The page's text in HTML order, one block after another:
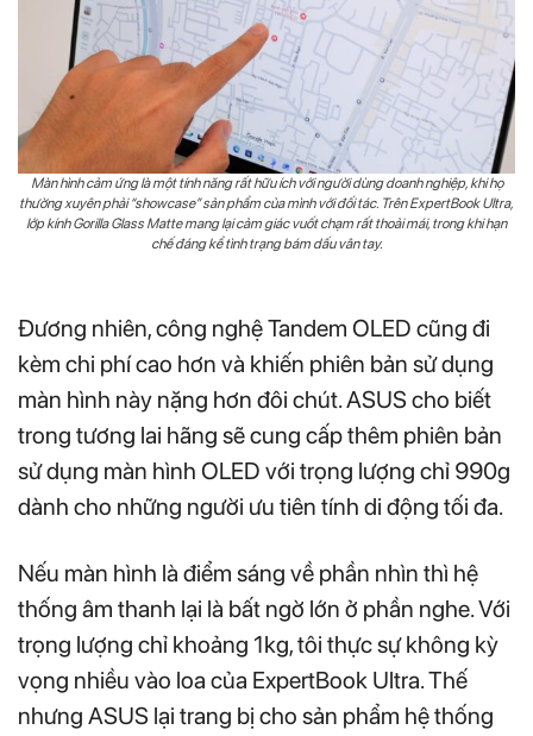
Màn hình cảm ứng là một tính năng rất hữu ích với người dùng doanh nghiệp, khi họ
thường xuyên phải “showcase” sản phẩm của mình với đối tác. Trên ExpertBook Ultra,
lớp kính Gorilla Glass Matte mang lại cảm giác vuốt chạm rất thoải mái, trong khi hạn
chế đáng kể tình trạng bám dấu vân tay.
Đương nhiên, công nghệ Tandem OLED cũng đi
kèm chi phí cao hơn và khiến phiên bản sử dụng
màn hình này nặng hơn đôi chút. ASUS cho biết
trong tương lai hãng sẽ cung cấp thêm phiên bản
sử dụng màn hình OLED với trọng lượng chỉ 990g
dành cho những người ưu tiên tính di động tối đa.
Nếu màn hình là điểm sáng về phần nhìn thì hệ
thống âm thanh lại là bất ngờ lớn ở phần nghe. Với
trọng lượng chỉ khoảng 1kg, tôi thực sự không kỳ
vọng nhiều vào loa của ExpertBook Ultra. Thế
nhưng ASUS lại trang bị cho sản phẩm hệ thống